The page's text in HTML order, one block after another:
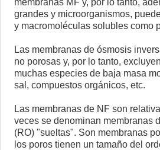
membranas MF y, por lo tanto,
grandes y microorganismos,
y macromoléculas solubles como
Las membranas de ósmosis
no porosas y, por lo tanto,
muchas especies de baja masa
sal, compuestos orgánicos, etc.
Las membranas de NF son
veces se denominan membranas
(RO) "sueltas". Son membranas
los poros tienen un tamaño del